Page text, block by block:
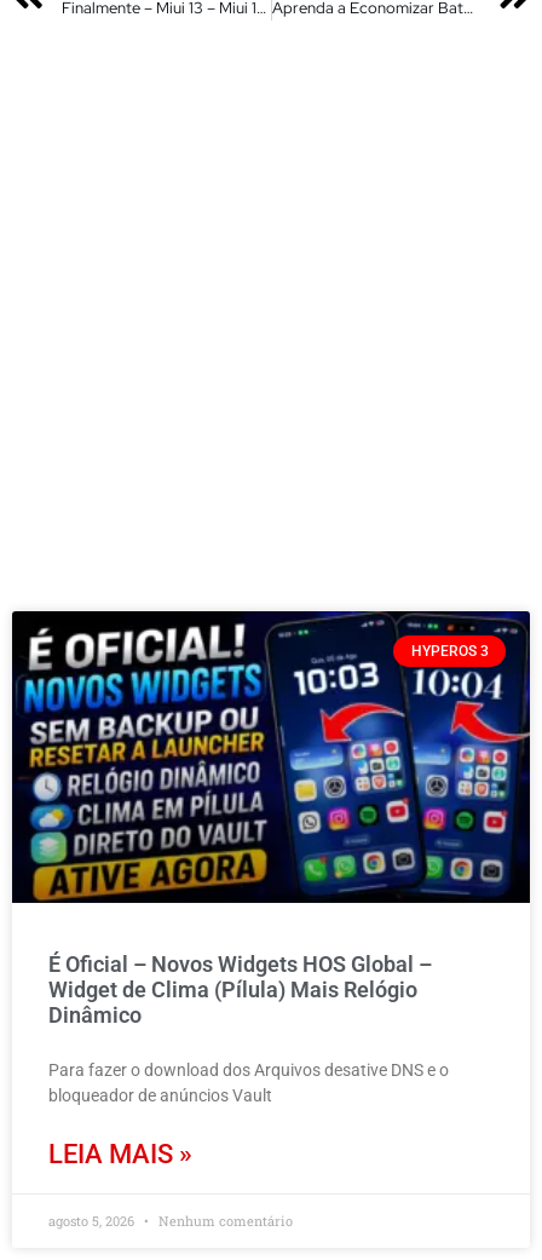
Finalmente – Miui 13 – Miui 12.5 – Novas Atualizações Liberadas Aprenda a Economizar Bateria no Seu Xiaomi – Essa dica vale Ouro – Sem Root
HYPEROS 3
É Oficial – Novos Widgets HOS Global –
Widget de Clima (Pílula) Mais Relógio
Dinâmico
Para fazer o download dos Arquivos desative DNS e o
bloqueador de anúncios Vault
LEIA MAIS »
agosto 5, 2026 Nenhum comentário